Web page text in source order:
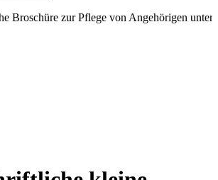
Broschüre zur Pflege von Angehörigen unter